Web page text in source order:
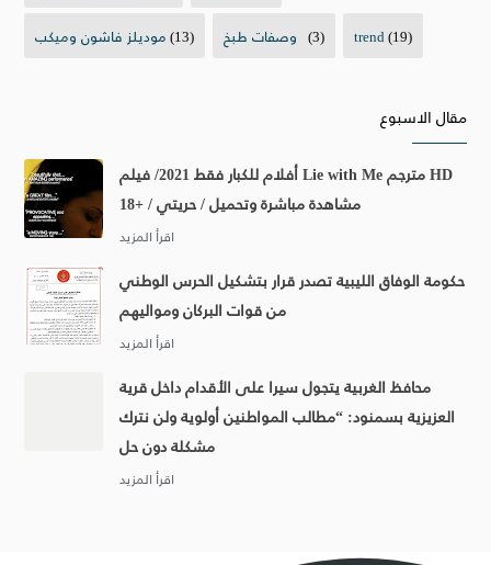
موديلز فاشون وميكب(13) وصفات طبخ (3) trend(19)
مقال الاسبوع
أفلام للكبار فقط 2021/ فيلم Lie with Me مترجم HD
مشاهدة مباشرة وتحميل / حريتي / +18
حكومة الوفاق الليبية تصدر قرار بتشكيل الحرس الوطني
من قوات البركان ومواليهم
محافظ الغربية يتجول سيرا على الأقدام داخل قرية
العزيزية بسمنود: “مطالب المواطنين أولوية ولن نترك
مشكلة دون حل